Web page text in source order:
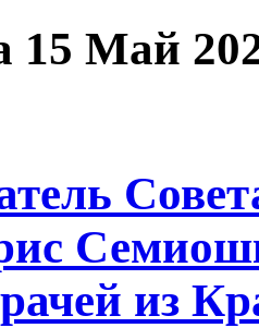
15 Май
из